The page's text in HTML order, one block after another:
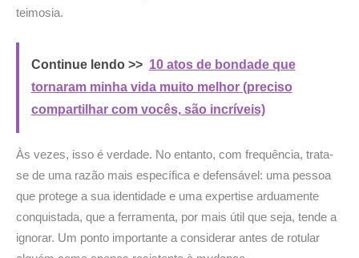
teimosia.
Continue lendo >> 10 atos de bondade que
tornaram minha vida muito melhor (preciso
compartilhar com vocês, são incríveis)
Às vezes, isso é verdade. No entanto, com frequência, trata-
se de uma razão mais específica e defensável: uma pessoa
que protege a sua identidade e uma expertise arduamente
conquistada, que a ferramenta, por mais útil que seja, tende a
ignorar. Um ponto importante a considerar antes de rotular